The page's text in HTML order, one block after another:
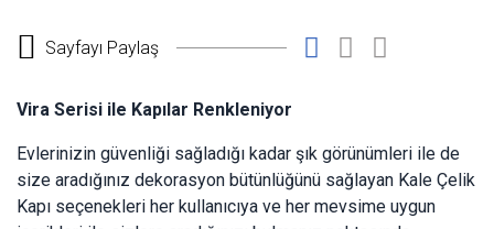
Sayfayı Paylaş
Vira Serisi ile Kapılar Renkleniyor
Evlerinizin güvenliği sağladığı kadar şık görünümleri ile de
size aradığınız dekorasyon bütünlüğünü sağlayan Kale Çelik
Kapı seçenekleri her kullanıcıya ve her mevsime uygun